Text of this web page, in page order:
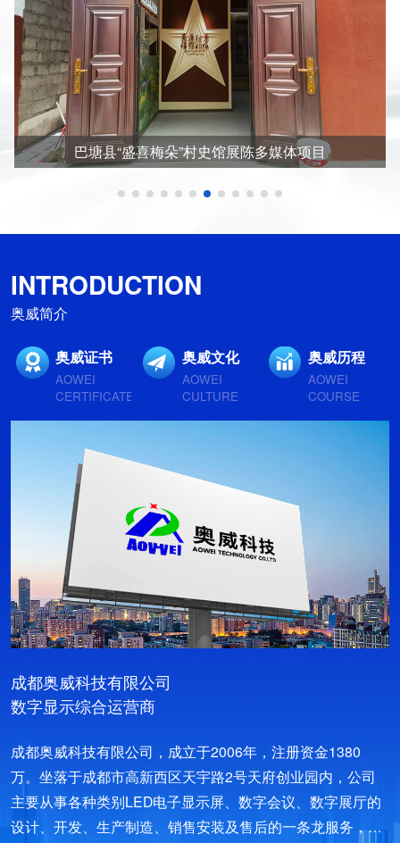
米易枇杷馆多媒体项目
INTRODUCTION
奥威简介
奥威证书
AOWEI
CERTIFICATE
奥威文化
AOWEI
CULTURE
奥威历程
AOWEI
COURSE
成都奥威科技有限公司
数字显示综合运营商
成都奥威科技有限公司，成立于2006年，注册资金1380
万。坐落于成都市高新西区天宇路2号天府创业园内，公司
主要从事各种类别LED电子显示屏、数字会议、数字展厅的
设计、开发、生产制造、销售安装及售后的一条龙服务，是